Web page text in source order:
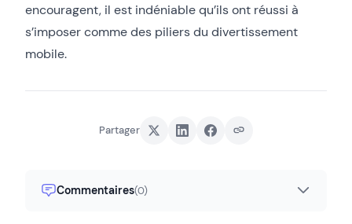
encouragent, il est indéniable qu’ils ont réussi à
s’imposer comme des piliers du divertissement
mobile.
Partager
Commentaires(0)